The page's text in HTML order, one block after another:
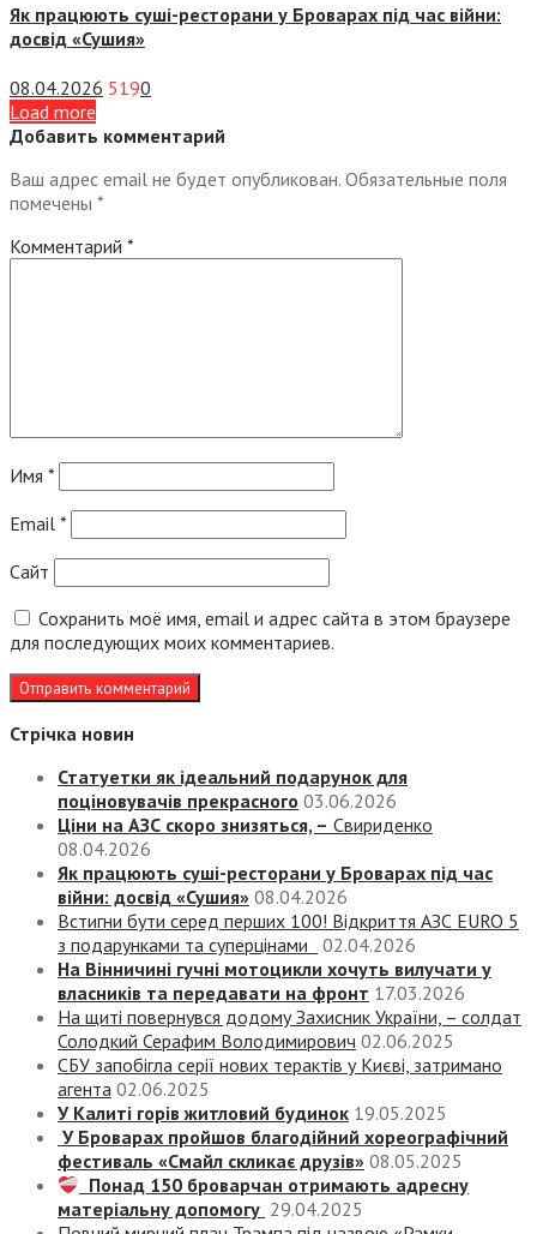
Як працюють суші-ресторани у Броварах під час війни:
досвід «Сушия»
08.04.2026 5190
Load more
Добавить комментарий
Ваш адрес email не будет опубликован. Обязательные поля
помечены *
Комментарий *
Имя *
Email *
Сайт
Сохранить моё имя, email и адрес сайта в этом браузере
для последующих моих комментариев.
Стрічка новин
Статуетки як ідеальний подарунок для
поціновувачів прекрасного 03.06.2026
Ціни на АЗС скоро знизяться, – Свириденко
08.04.2026
Як працюють суші-ресторани у Броварах під час
війни: досвід «Сушия» 08.04.2026
Встигни бути серед перших 100! Відкриття АЗС EURO 5
з подарунками та суперцінами
02.04.2026
На Вінничині гучні мотоцикли хочуть вилучати у
власників та передавати на фронт 17.03.2026
На щиті повернувся додому Захисник України, – солдат
Солодкий Серафим Володимирович 02.06.2025
СБУ запобігла серії нових терактів у Києві, затримано
агента 02.06.2025
У Калиті горів житловий будинок 19.05.2025
У Броварах пройшов благодійний хореографічний
фестиваль «Смайл скликає друзів» 08.05.2025
Понад 150 броварчан отримають адресну
матеріальну допомогу 29.04.2025